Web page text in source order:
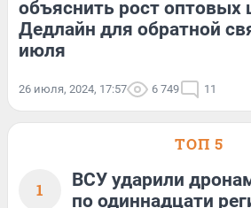
объяснить рост оптовых
Дедлайн для обратной
июля
26 июля, 2024, 17:57 6 749 11
ТОП 5
1
ВСУ ударили
по одиннадцати